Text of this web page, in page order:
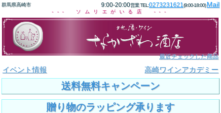
群馬県高崎市 9:00-20:00営業 TEL:0273231621(9:00-18:00)Mail
--- ソムリエがいる店 ---
最近チェックした商品
イベント情報 高崎ワインアカデミー
送料無料キャンペーン
贈り物のラッピング承ります